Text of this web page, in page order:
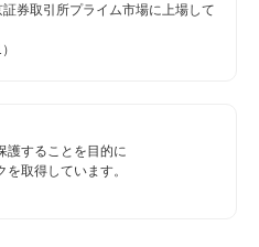
券取引所プライム市場に上場して
護することを目的に
取得しています。